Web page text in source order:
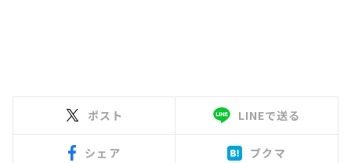
ポスト LINEで送る
シェア ブクマ